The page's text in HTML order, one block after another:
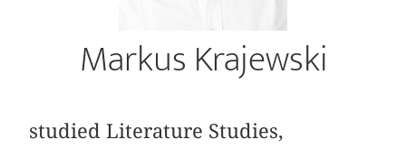
Markus Krajewski
studied Literature Studies,